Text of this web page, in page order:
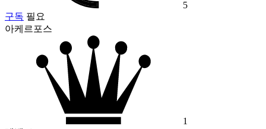
5
구독 필요
아케르포스
1